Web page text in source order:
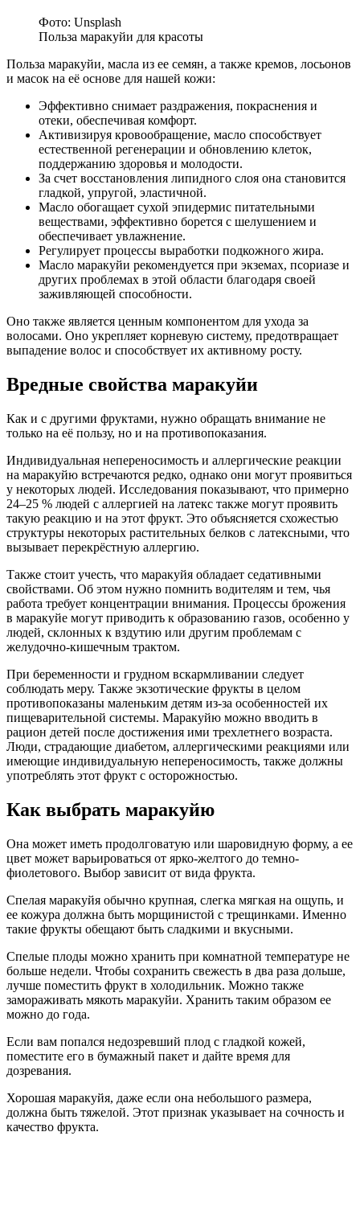
Фото: Unsplash
Польза маракуйи для красоты
Польза маракуйи, масла из ее семян, а также кремов, лосьонов
и масок на её основе для нашей кожи:
Эффективно снимает раздражения, покраснения и
отеки, обеспечивая комфорт.
Активизируя кровообращение, масло способствует
естественной регенерации и обновлению клеток,
поддержанию здоровья и молодости.
За счет восстановления липидного слоя она становится
гладкой, упругой, эластичной.
Масло обогащает сухой эпидермис питательными
веществами, эффективно борется с шелушением и
обеспечивает увлажнение.
Регулирует процессы выработки подкожного жира.
Масло маракуйи рекомендуется при экземах, псориазе и
других проблемах в этой области благодаря своей
заживляющей способности.
Оно также является ценным компонентом для ухода за
волосами. Оно укрепляет корневую систему, предотвращает
выпадение волос и способствует их активному росту.
Вредные свойства маракуйи
Как и с другими фруктами, нужно обращать внимание не
только на её пользу, но и на противопоказания.
Индивидуальная непереносимость и аллергические реакции
на маракуйю встречаются редко, однако они могут проявиться
у некоторых людей. Исследования показывают, что примерно
24–25 % людей с аллергией на латекс также могут проявить
такую реакцию и на этот фрукт. Это объясняется схожестью
структуры некоторых растительных белков с латексными, что
вызывает перекрёстную аллергию.
Также стоит учесть, что маракуйя обладает седативными
свойствами. Об этом нужно помнить водителям и тем, чья
работа требует концентрации внимания. Процессы брожения
в маракуйе могут приводить к образованию газов, особенно у
людей, склонных к вздутию или другим проблемам с
желудочно-кишечным трактом.
При беременности и грудном вскармливании следует
соблюдать меру. Также экзотические фрукты в целом
противопоказаны маленьким детям из-за особенностей их
пищеварительной системы. Маракуйю можно вводить в
рацион детей после достижения ими трехлетнего возраста.
Люди, страдающие диабетом, аллергическими реакциями или
имеющие индивидуальную непереносимость, также должны
употреблять этот фрукт с осторожностью.
Как выбрать маракуйю
Она может иметь продолговатую или шаровидную форму, а ее
цвет может варьироваться от ярко-желтого до темно-
фиолетового. Выбор зависит от вида фрукта.
Спелая маракуйя обычно крупная, слегка мягкая на ощупь, и
ее кожура должна быть морщинистой с трещинками. Именно
такие фрукты обещают быть сладкими и вкусными.
Спелые плоды можно хранить при комнатной температуре не
больше недели. Чтобы сохранить свежесть в два раза дольше,
лучше поместить фрукт в холодильник. Можно также
замораживать мякоть маракуйи. Хранить таким образом ее
можно до года.
Если вам попался недозревший плод с гладкой кожей,
поместите его в бумажный пакет и дайте время для
дозревания.
Хорошая маракуйя, даже если она небольшого размера,
должна быть тяжелой. Этот признак указывает на сочность и
качество фрукта.